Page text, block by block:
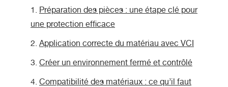
Préparation des pièces : une étape clé pour
une protection efficace
Application correcte du matériau avec VCI
Créer un environnement fermé et contrôlé
Compatibilité des matériaux : ce qu’il faut